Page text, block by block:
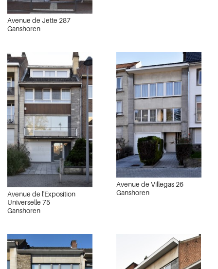
Avenue de Jette 287
Ganshoren
Avenue de l'Exposition
Universelle 75
Ganshoren
Avenue de Villegas 26
Ganshoren